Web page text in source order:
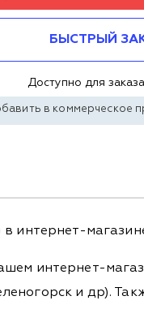
БЫСТРЫЙ
Доступно для
в коммерческое
интернет-
интернет-
и др).